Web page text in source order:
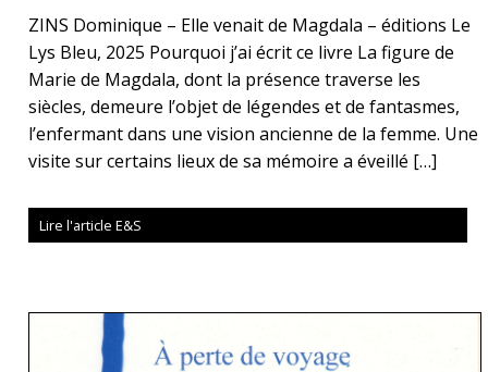
ZINS Dominique – Elle venait de Magdala – éditions Le
Lys Bleu, 2025 Pourquoi j’ai écrit ce livre La figure de
Marie de Magdala, dont la présence traverse les
siècles, demeure l’objet de légendes et de fantasmes,
l’enfermant dans une vision ancienne de la femme. Une
visite sur certains lieux de sa mémoire a éveillé […]
Lire l'article E&S